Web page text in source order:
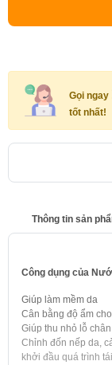
Gọi ngay
tốt nhất!
Thông tin sản
Công dụng của
Giúp làm mềm da
Cân bằng độ ẩm
Giúp thu nhỏ lỗ
Chỉnh đốn nếp da,
khởi đầu quá trình